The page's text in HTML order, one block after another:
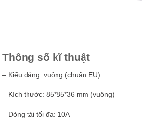
Thông số kĩ thuật
– Kiểu dáng: vuông (chuẩn EU)
– Kích thước: 85*85*36 mm (vuông)
– Dòng tải tối đa: 10A